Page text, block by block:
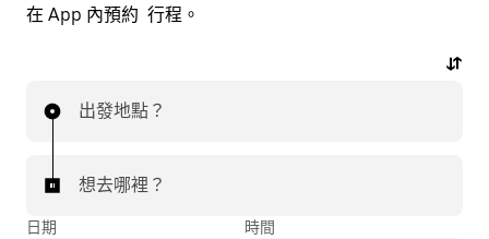
在 App 內預約 行程。
出發地點？
想去哪裡？
日期 時間